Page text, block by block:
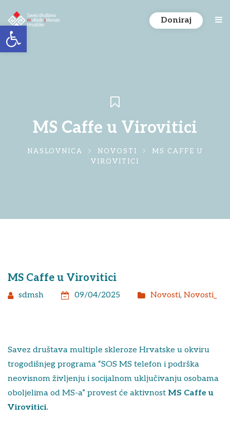
Open toolbar
Doniraj
MS Caffe u Virovitici
NASLOVNICA NOVOSTI
MS CAFFE U
VIROVITICI
MS Caffe u Virovitici
sdmsh 09/04/2025 Novosti, Novosti_
Savez društava multiple skleroze Hrvatske u okviru
trogodišnjeg programa “SOS MS telefon i podrška
neovisnom življenju i socijalnom uključivanju osobama
oboljelima od MS-a” provest će aktivnost MS Caffe u
Virovitici.